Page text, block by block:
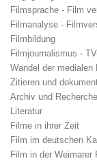
Filmsprache - Film
Filmanalyse -
Filmbildung
Filmjournalismus -
Wandel der
Zitieren und
Archiv und Recherche
Literatur
Filme in ihrer Zeit
Film im deutschen
Film in der Weimarer